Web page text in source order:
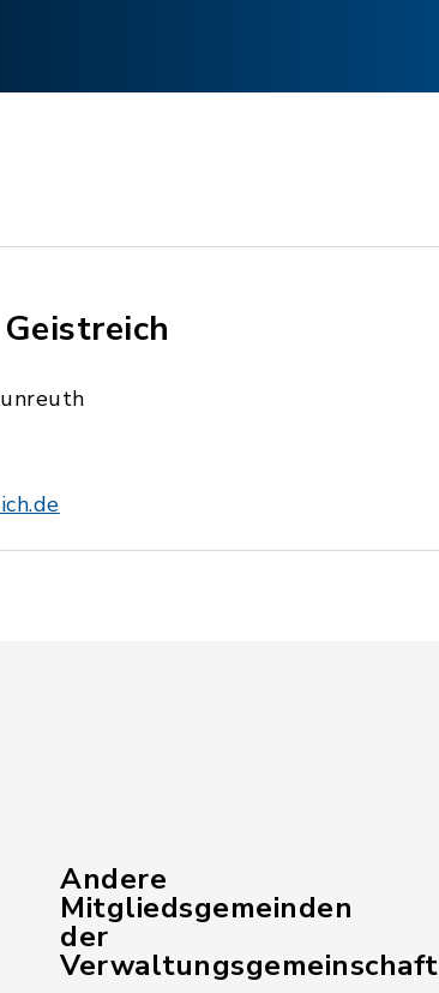
Andere
Mitgliedsgemeinden
der
Verwaltungsgemeinschaft